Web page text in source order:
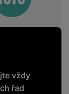
vždy
řad